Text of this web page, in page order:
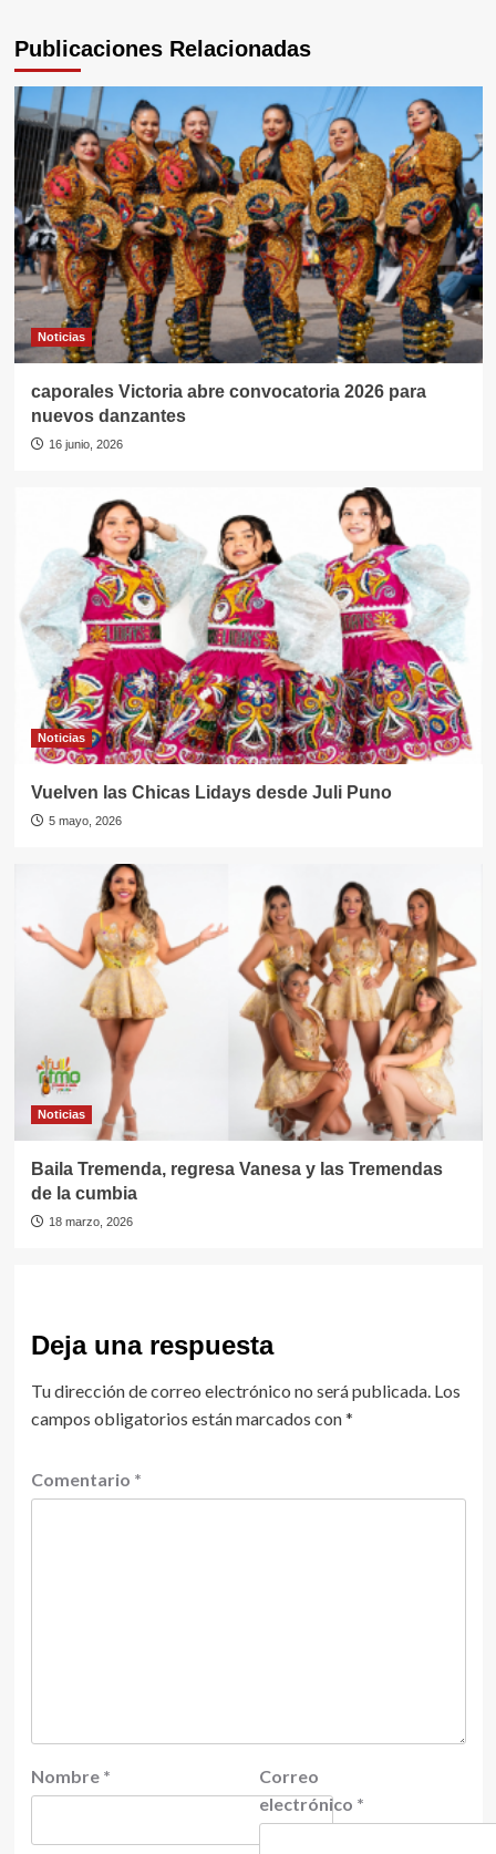
Publicaciones Relacionadas
Noticias
caporales Victoria abre convocatoria 2026 para
nuevos danzantes
16 junio, 2026
Noticias
Vuelven las Chicas Lidays desde Juli Puno
5 mayo, 2026
Noticias
Baila Tremenda, regresa Vanesa y las Tremendas
de la cumbia
18 marzo, 2026
Deja una respuesta
Tu dirección de correo electrónico no será publicada. Los
campos obligatorios están marcados con*
Comentario *
Nombre *
Correo
electrónico *